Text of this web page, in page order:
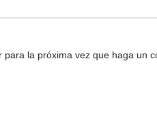
la próxima vez que haga un